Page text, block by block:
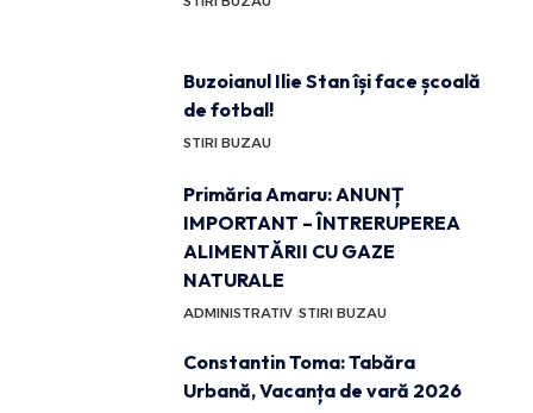
Buzoianul Ilie Stan își face școală
de fotbal!
STIRI BUZAU
Primăria Amaru: ANUNȚ
IMPORTANT – ÎNTRERUPEREA
ALIMENTĂRII CU GAZE
NATURALE
ADMINISTRATIV STIRI BUZAU
Constantin Toma: Tabăra
Urbană, Vacanța de vară 2026